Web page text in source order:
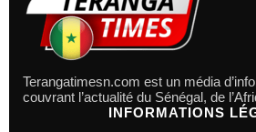
Terangatimesn.com est un média
couvrant l’actualité du Sénégal, de
INFORMATIONS